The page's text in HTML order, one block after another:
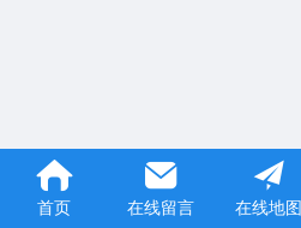
首页 在线留言 在线地图